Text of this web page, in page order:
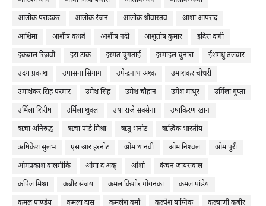
आलोक पराड़कर
आलोक रंजन आलोक श्रीवास्तव
आशा आपराद
आशिमा
आशीष कंधवे आशीष नंदी आशुतोष कुमार
इंदिरा दांगी
इकबाल रिज़वी
इरा टाक इस्मत चुगताई इस्माइल चुनारा
ईशमधु तलवार
उदय प्रकाश
उपासना सियाग उपेन्द्रनाथ अश्क
उमाशंकर चौधरी
उमाशंकर सिंह परमार
उमेश सिंह उमेश चौहान उमेश माथुर
उर्मिला गुप्ता
उर्मिला शिरीष
उर्मिला शुक्ल उषा राजे सक्सेना
उषाकिरण खान
ऋचा अनिरुद्ध
ऋचा पांडे मिश्रा ऋतु भनोट
ऋत्विक भारतीय
ऋषिकेश सुलभ
एस आर हरनोट ओम थानवी ओम निश्‍चल
ओम पुरी
ओमप्रकाश वालमीकि
ओमा द अक् ओशो
कंचन जायसवाल
कपिल मिश्रा
कबीर संजय कमल किशोर गोयनका
कमल पांडेय
कमल पाण्डेय
कमला दास कमलेश वर्मा कल्पेश याग्निक
कल्याणी कबीर